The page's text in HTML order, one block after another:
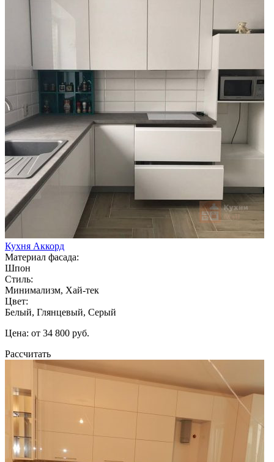
Кухня Аккорд
Материал фасада:
Шпон
Стиль:
Минимализм, Хай-тек
Цвет:
Белый, Глянцевый, Серый
Цена: от 34 800 руб.
Рассчитать